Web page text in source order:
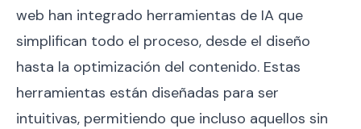
web han integrado herramientas de IA que
simplifican todo el proceso, desde el diseño
hasta la optimización del contenido. Estas
herramientas están diseñadas para ser
intuitivas, permitiendo que incluso aquellos sin